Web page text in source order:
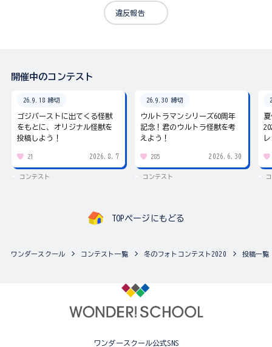
違反報告
開催中のコンテスト
26.9.18 締切
ゴジバーストに出てくる怪獣
をもとに、オリジナル怪獣を
投稿しよう！
21 2026.8.7
コンテスト
26.9.30 締切
ウルトラマンシリーズ60周年
記念！君のウルトラ怪獣を考
えよう！
285 2026.6.30
コンテスト
TOPページにもどる
ワンダースクール コンテスト一覧 冬のフォトコンテスト2020 投稿一覧
ワンダースクール公式SNS